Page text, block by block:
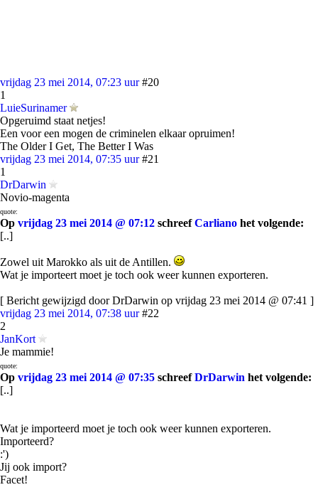
vrijdag 23 mei 2014, 07:23 uur #20
1
LuieSurinamer
Opgeruimd staat netjes!
Een voor een mogen de criminelen elkaar opruimen!
The Older I Get, The Better I Was
vrijdag 23 mei 2014, 07:35 uur #21
1
DrDarwin
Novio-magenta
quote:
Op vrijdag 23 mei 2014 @ 07:12 schreefCarliano het volgende:
[..]
Zowel uit Marokko als uit de Antillen.
Wat je importeert moet je toch ook weer kunnen exporteren.
[ Bericht gewijzigd door DrDarwin op vrijdag 23 mei 2014 @ 07:41 ]
vrijdag 23 mei 2014, 07:38 uur #22
2
JanKort
Je mammie!
quote:
Op vrijdag 23 mei 2014 @ 07:35 schreefDrDarwin het volgende:
[..]
Wat je importeerd moet je toch ook weer kunnen exporteren.
Importeerd?
:')
Jij ook import?
Facet!